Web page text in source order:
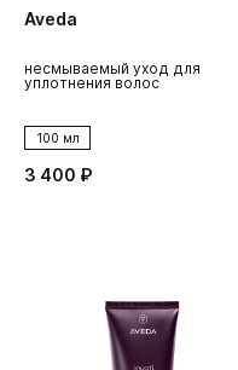
Aveda
несмываемый уход для
уплотнения волос
100 мл
3 400 ₽